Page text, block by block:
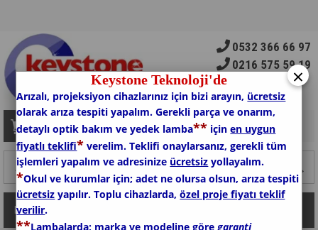
0532 366 66 97
0216 575 59 19
Sepetim 0 Ürün
Kategoriler
×
Keystone Teknoloji'de
Arızalı, projeksiyon cihazlarınız için bizi arayın, ücretsiz
olarak arıza tespiti yapalım. Gerekli parça ve onarım,
detaylı optik bakım ve yedek lamba** içinen uygun
fiyatlı teklifi* verelim. Teklifi onaylarsanız, gerekli tüm
işlemleri yapalım ve adresinize ücretsiz yollayalım.
*Okul ve kurumlar için; adet ne olursa olsun, arıza tespiti
ücretsiz yapılır. Toplu cihazlarda,özel proje fiyatı teklif
verilir.
**Lambalarda; marka ve modeline göregaranti